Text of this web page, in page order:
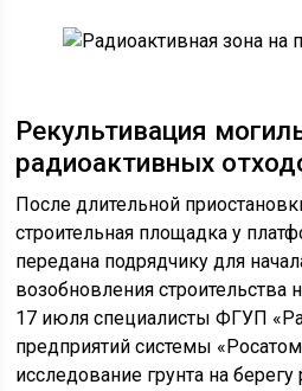
Рекультивация
радиоактивных
После длительной
строительная площадка у
передана подрядчику для
возобновления строительства
17 июля специалисты ФГУП
предприятий системы
исследование грунта на